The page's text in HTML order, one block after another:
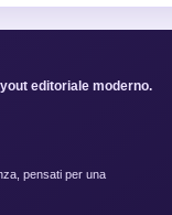
editoriale moderno.
pensati per una